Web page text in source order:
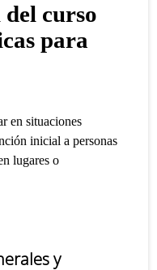
curso
para
en situaciones
inicial a personas
lugares o
y